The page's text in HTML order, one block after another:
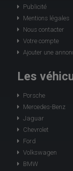
Publicité
Mentions légales
Nous contacter
Votre compte
Ajouter une
Les
Porsche
Mercedes-Benz
Jaguar
Chevrolet
Ford
Volkswagen
BMW